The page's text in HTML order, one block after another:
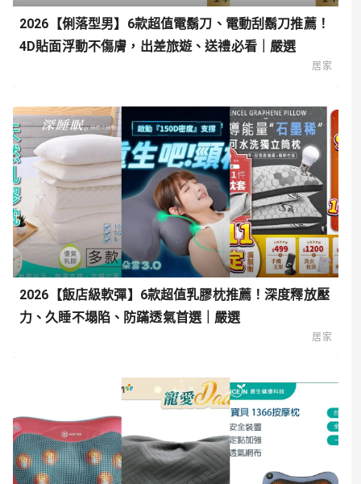
2026【俐落型男】6款超值電鬍刀、電動刮鬍刀推薦！
4D貼面浮動不傷膚，出差旅遊、送禮必看｜嚴選
居家
2026【飯店級軟彈】6款超值乳膠枕推薦！深度釋放壓
力、久睡不塌陷、防蹣透氣首選｜嚴選
居家